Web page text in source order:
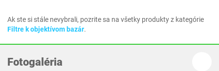
Ak ste si stále nevybrali, pozrite sa na všetky produkty z kategórie
Filtre k objektívom bazár.
Fotogaléria